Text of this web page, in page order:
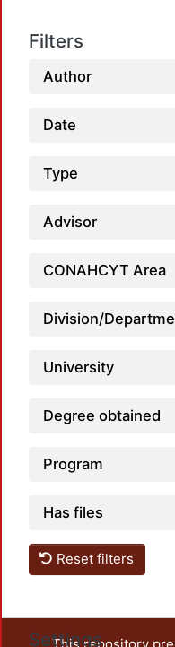
Filters
Author
Date
Type
Advisor
CONAHCYT Area
Division/
University
Degree obtained
Program
Has files
Reset filters
Settings